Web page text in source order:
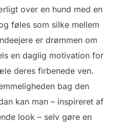
over en hund med en
føles som silke mellem
er drømmen om
en daglig motivation for
deres firbenede ven.
bag den
kan man – inspireret af
look – selv gøre en